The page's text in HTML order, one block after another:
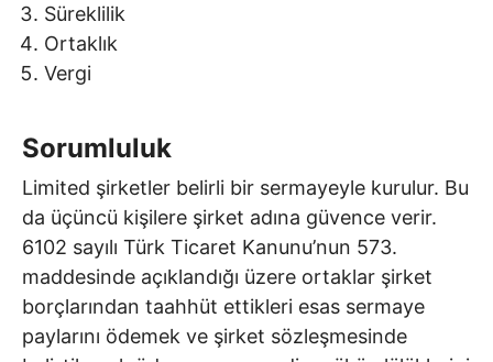
Süreklilik
Ortaklık
Vergi
Sorumluluk
Limited şirketler belirli bir sermayeyle kurulur. Bu
da üçüncü kişilere şirket adına güvence verir.
6102 sayılı Türk Ticaret Kanunu’nun 573.
maddesinde açıklandığı üzere ortaklar şirket
borçlarından taahhüt ettikleri esas sermaye
paylarını ödemek ve şirket sözleşmesinde